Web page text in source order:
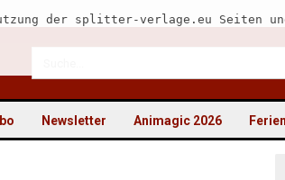
der splitter-verlage.eu Seiten
Animagic 2026
Newsletter